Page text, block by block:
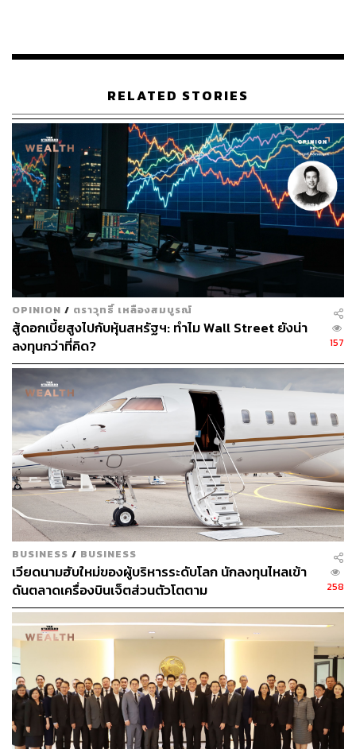
นอกจากนี้ wiset ยังเป็นศูนย์รวมข้อมูลและองค์ความรู้จาก
ตลาดหลักทรัพย์ฯ ช่วยให้ผู้ลงทุนติดตามความเคลื่อนไหว
ของตลาดได้แบบ real-time ทั้งข่าวสาร ข้อมูลสถิติ และการ
แจ้งเตือนสำคัญ พร้อมเข้าถีงเนื้อหาความรู้อื่นๆ เช่น
ถ่ายทอดสด Earnings Call และ SET e-Learning
สามารถติดตาม THE STANDARD WEALTH
ผ่านแอปพลิเคชันต่างๆ ที่คุณสะดวกหรือใช้งานอยู่แล้วได้เลย
TAGS: การลงทุน
ตลาดหลักทรัพย์แห่งประเทศไทย (ตลท.)
หุ้น
นักลงทุน อัสสเดช คงสิริ wiset (วิเศษ)
450
ABOUT THE AUTHOR
สกุลชัย เก่งอนันตานนท์
Content Creator สำนักข่าว THE
STANDARD WEALTH
RELATED STORIES
OPINION / ตราวุทธิ์ เหลืองสมบูรณ์
สู้ดอกเบี้ยสูงไปกับหุ้นสหรัฐฯ: ทำไม Wall Street ยังน่า
ลงทุนกว่าที่คิด?
157
BUSINESS / BUSINESS
เวียดนามฮับใหม่ของผู้บริหารระดับโลก นักลงทุนไหลเข้า
ดันตลาดเครื่องบินเจ็ตส่วนตัวโตตาม
258